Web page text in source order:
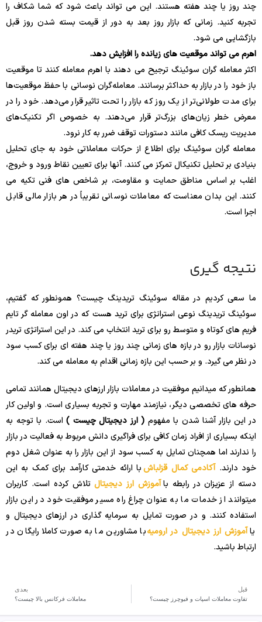
چند روز یا چند هفته هستند. این می تواند باعث شود که شما شکاف را
تجربه کنید. زمانی که بازار روز بعد به دور از قیمت بسته شدن روز قبل
بازگشایی می شود.
اهرم می تواند موقعیت های زیانده را افزایش دهد.
اکثر معامله گران سوئینگ ترجیح می دهند با اهرم معامله کنند تا موقعیت
باز خود را در بازار به حداکثر برسانند. معامله‌گران نوسانی با حفظ موقعیت‌ها
برای مدت طولانی‌تر از یک روز که بازار را تحت تاثیر قرار می‌دهد. خود را در
معرض خطر زیان‌های بزرگ‌تر قرار می‌دهند. به خصوص اگر تکنیک‌های
مدیریت ریسک کافی مانند دستورات توقف ضرر به کار نرود.
معامله گران سوئینگ برای اطلاع از حرکات معاملاتی خود به جای تحلیل
بنیادی بر تحلیل تکنیکال تمرکز می کنند. آنها برای تعیین نقاط ورود و خروج،
اغلب بر اساس مناطق حمایت و مقاومت، بر شاخص های فنی تکیه می
کنند. این بدان معناست که معاملات نوسانی تقریباً در هر بازار مالی قابل
اجرا است.
نتیجه گیری
ما سعی کردیم در مقاله سوئینگ تریدینگ چیست؟ همونطور که گفتیم،
سوئینگ تریدینگ نوعی استراتژی برای ترید هست که در اون معامله گر تایم
فریم های کوتاه و متوسط رو برای ترید انتخاب می کند. در این استراتژی تریدر
نوسانات بازار رو در بازه های زمانی چند روز یا چند هفته ای برای کسب سود
در نظر می گیرد. و بر حسب این بازه زمانی اقدام به معامله می کند.
همانطور که میدانیم موفقیت در معاملات بازار ارزهای دیجیتال همانند تمامی
حرفه های تخصصی دیگر، نیازمند مهارت و تجربه بسیاری است. و اولین کار
در این بازار آشنا شدن با مفهوم ( ارز دیجیتال چیست )است. با توجه به
اینکه بسیاری از افراد زمان کافی برای فراگیری دانش مربوط به فعالیت در بازار
را ندارند اما همچنان تمایل به کسب سود از این بازار را به عنوان شغل دوم
خود دارند.آکادمی کمال قزلباشبا ارائه خدمتی کارآمد برای کمک به این
دسته از عزیزان در رابطه باآموزش ارز دیجیتالتلاش کرده است. کاربران
میتوانند از خدمات ما به عنوان چراغ راه مسیر موفقیت خود در این بازار
استفاده کنند. و در صورت تمایل به سرمایه گذاری در ارزهای دیجیتال و
یاآموزش ارز دیجیتال در ارومیهبا مشاورین ما به صورت کاملا رایگان در
ارتباط باشید.
قبل
تفاوت معاملات اسپات و فیوچرز چیست؟
بعدی
معاملات فرکانس بالا چیست؟